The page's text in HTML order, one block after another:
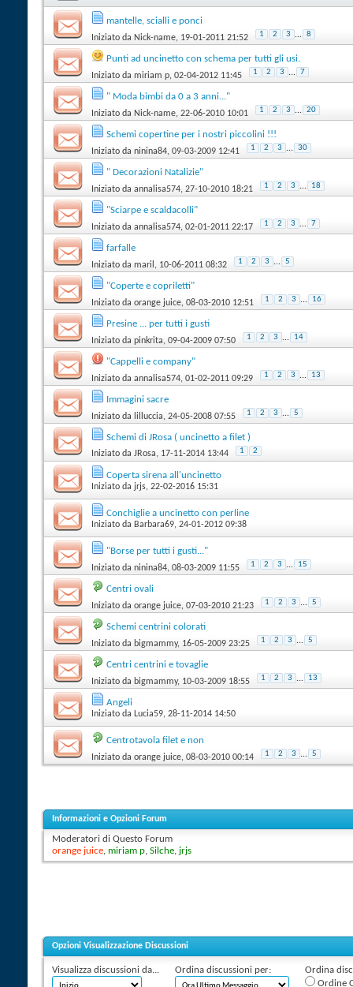
mantelle, scialli e ponci
Iniziato da Nick-name‎, 19-01-2011 21:52 1 2 3 ... 8
Punti ad uncinetto con schema per tutti gli usi.
Iniziato da miriam p‎, 02-04-2012 11:45 1 2 3 ... 7
" Moda bimbi da 0 a 3 anni..."
Iniziato da Nick-name‎, 22-06-2010 10:01 1 2 3 ... 20
Schemi copertine per i nostri piccolini !!!
Iniziato da ninina84‎, 09-03-2009 12:41 1 2 3 ... 30
" Decorazioni Natalizie"
Iniziato da annalisa574‎, 27-10-2010 18:21 1 2 3 ... 18
"Sciarpe e scaldacolli"
Iniziato da annalisa574‎, 02-01-2011 22:17 1 2 3 ... 7
farfalle
Iniziato da maril ‎, 10-06-2011 08:32 1 2 3 ... 5
"Coperte e copriletti"
Iniziato da orange juice‎, 08-03-2010 12:51 1 2 3 ... 16
Presine ... per tutti i gusti
Iniziato da pinkrita‎, 09-04-2009 07:50 1 2 3 ... 14
"Cappelli e company"
Iniziato da annalisa574‎, 01-02-2011 09:29 1 2 3 ... 13
Immagini sacre
Iniziato da lilluccia‎, 24-05-2008 07:55 1 2 3 ... 5
Schemi di JRosa ( uncinetto a filet )
Iniziato da JRosa‎, 17-11-2014 13:44 1 2
Coperta sirena all'uncinetto
Iniziato da jrjs‎, 22-02-2016 15:31
Conchiglie a uncinetto con perline
Iniziato da Barbara69‎, 24-01-2012 09:38
"Borse per tutti i gusti..."
Iniziato da ninina84‎, 08-03-2009 11:55 1 2 3 ... 15
Centri ovali
Iniziato da orange juice‎, 07-03-2010 21:23 1 2 3 ... 5
Schemi centrini colorati
Iniziato da bigmammy‎, 16-05-2009 23:25 1 2 3 ... 5
Centri centrini e tovaglie
Iniziato da bigmammy‎, 10-03-2009 18:55 1 2 3 ... 13
Angeli
Iniziato da Lucia59‎, 28-11-2014 14:50
Centrotavola filet e non
Iniziato da orange juice‎, 08-03-2010 00:14 1 2 3 ... 5
Informazioni e Opzioni Forum
Moderatori di Questo Forum
orange juice, miriam p, Silche, jrjs
Opzioni Visualizzazione Discussioni
Visualizza discussioni da... Ordina discussioni per:
Ordina
Ordine